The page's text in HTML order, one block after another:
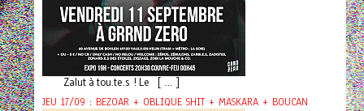
Zalut à tou.te.s ! Le [ ... ]
JEU 17/09 : BEZOAR + OBLIQUE SHIT + MASKARA + BOUCAN